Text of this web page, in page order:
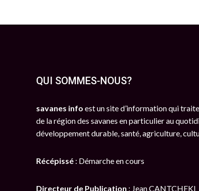
QUI SOMMES-NOUS?
savanes info est un site d’information qui
de la région des savanes en particulier au
développement durable, santé, agriculture,
Récépissé : Démarche en cours
Directeur de Publication : Jean CANTCHEKI